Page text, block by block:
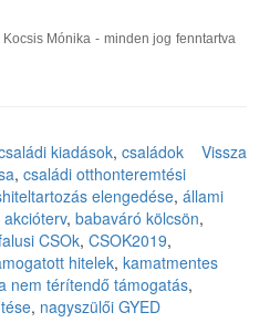
Mónika - minden jog fenntartva
Vissza
kiadások, családok
, családi otthonteremtési
elengedése, állami
, babaváró kölcsön,
CSOk, CSOK2019,
hitelek, kamatmentes
nem térítendő támogatás,
, nagyszülői GYED